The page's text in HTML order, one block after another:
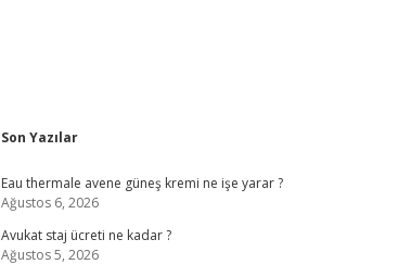
Sidebar
Son Yazılar
Eau thermale avene güneş kremi ne işe yarar ?
Ağustos 6, 2026
Avukat staj ücreti ne kadar ?
Ağustos 5, 2026